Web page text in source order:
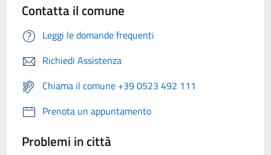
Contatta il comune
Leggi le domande frequenti
Richiedi Assistenza
Chiama il comune +39 0523 492 111
Prenota un appuntamento
Problemi in città